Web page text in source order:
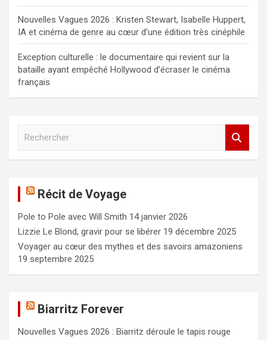
Nouvelles Vagues 2026 : Kristen Stewart, Isabelle Huppert,
IA et cinéma de genre au cœur d’une édition très cinéphile
Exception culturelle : le documentaire qui revient sur la
bataille ayant empêché Hollywood d’écraser le cinéma
français
c
h
e
r
Récit de Voyage
Pole to Pole avec Will Smith 14 janvier 2026
Lizzie Le Blond, gravir pour se libérer 19 décembre 2025
Voyager au cœur des mythes et des savoirs amazoniens
19 septembre 2025
Biarritz Forever
Nouvelles Vagues 2026 : Biarritz déroule le tapis rouge